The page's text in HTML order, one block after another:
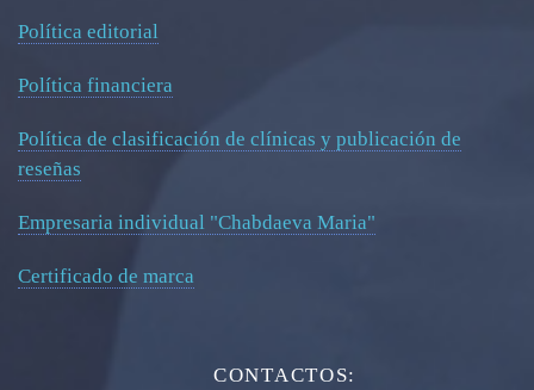
Política editorial
Política financiera
Política de clasificación de clínicas y publicación de
reseñas
Empresaria individual "Chabdaeva Maria"
Certificado de marca
CONTACTOS: